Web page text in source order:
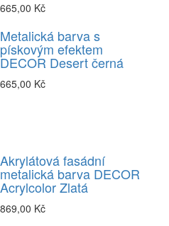
665,00 Kč
Metalická barva s
pískovým efektem
DECOR Desert černá
665,00 Kč
Akrylátová fasádní
metalická barva DECOR
Acrylcolor Zlatá
869,00 Kč